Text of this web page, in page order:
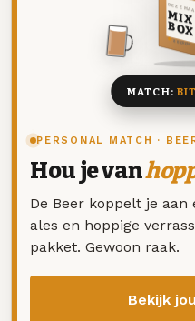
PERSONAL MATCH ·
Hou je van
De Beer koppelt je aan
ales en hoppige
pakket. Gewoon raak.
Bekijk
DEZE
MIX
BOX
8 BIEREN
MATCH: